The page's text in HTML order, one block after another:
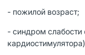
- пожилой возраст;
- синдром слабости